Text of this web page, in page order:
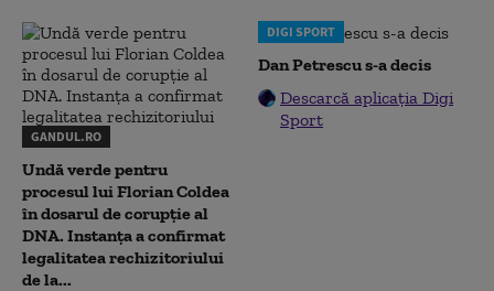
GANDUL.RO
Undă verde pentru
procesul lui Florian Coldea
în dosarul de corupție al
DNA. Instanța a confirmat
legalitatea rechizitoriului
de la...
DIGI SPORT
Dan Petrescu s-a decis
Descarcă aplicația Digi
Sport